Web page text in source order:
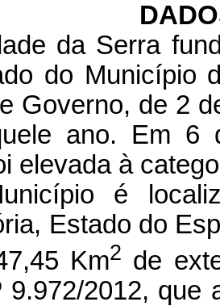
da Serra
do Município
Governo, de 2
ano. Em 6
elevada à
é
Estado do
Km2 de
9.972/2012,